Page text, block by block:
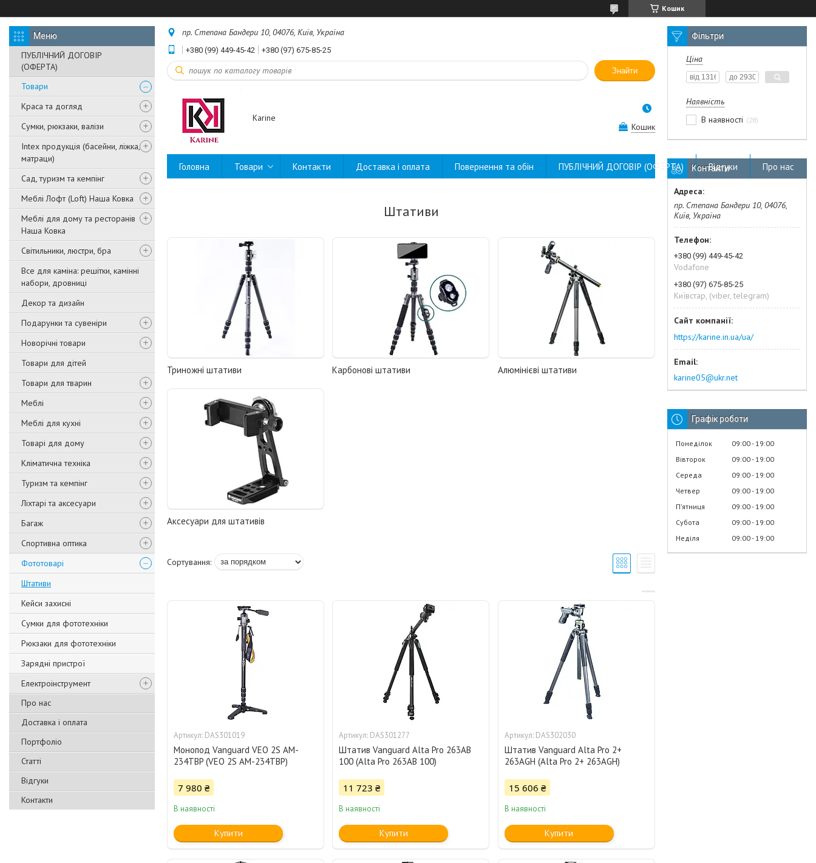
Кошик
ПУБЛІЧНИЙ ДОГОВІР
(ОФЕРТА)
Товари
Краса та догляд
Сумки, рюкзаки, валізи
Intex продукція (басейни, ліжка,
матраци)
Сад, туризм та кемпінг
Меблі Лофт (Loft) Наша Ковка
Меблі для дому та ресторанів
Наша Ковка
Світильники, люстри, бра
Все для каміна: решітки, камінні
набори, дровниці
Декор та дизайн
Подарунки та сувеніри
Новорічні товари
Товари для дітей
Товари для тварин
Меблі
Меблі для кухні
Товарі для дому
Кліматична техніка
Туризм та кемпінг
Ліхтарі та аксесуари
Багаж
Спортивна оптика
Фототоварі
Штативи
Кейси захисні
Сумки для фототехніки
Рюкзаки для фототехніки
Зарядні пристрої
Електроінструмент
Про нас
Доставка і оплата
Портфоліо
Статті
Відгуки
Контакти
пр. Степана Бандери 10, 04076, Київ, Україна
+380 (99) 449-45-42 +380 (97) 675-85-25
Знайти
Karine
Кошик
Головна Товари Контакти Доставка і оплата Повернення та обін ПУБЛІЧНИЙ ДОГОВІР (ОФЕРТА) Відгуки Про нас
Штативи
Триножні штативи Карбонові штативи Алюмінієві штативи
Аксесуари для штативів
DAS301019
Монопод Vanguard VEO 2S AM-
234TBP (VEO 2S AM-234TBP)
7 980 ₴
В наявності
Купити
DAS301277
Штатив Vanguard Alta Pro 263AB
100 (Alta Pro 263AB 100)
11 723 ₴
В наявності
Купити
DAS302030
Штатив Vanguard Alta Pro 2+
263AGH (Alta Pro 2+ 263AGH)
15 606 ₴
В наявності
Купити
Фільтри
Ціна
Наявність
В наявності
28
Контакти
пр. Степана Бандери 10, 04076,
Київ, Україна
+380 (99) 449-45-42
Vodafone
+380 (97) 675-85-25
Київстар, (viber, telegram)
https://karine.in.ua/ua/
karine05@ukr.net
Графік роботи
Понеділок 09:00 19:00
Вівторок
09:00 19:00
Середа
09:00 19:00
Четвер
09:00 19:00
Пʼятниця
09:00 19:00
Субота
09:00 19:00
Неділя
09:00 19:00